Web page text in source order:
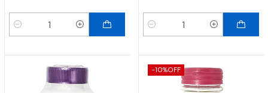
Cantidad Cantidad
-10%OFF